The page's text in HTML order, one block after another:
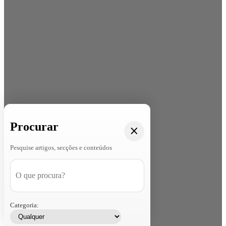
Procurar
Pesquise artigos, secções e conteúdos
Categoria: